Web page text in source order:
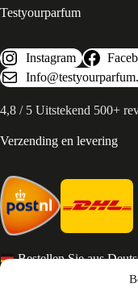
Testyourparfum
Instagram
4,8 / 5 Uitstekend 500+
Verzending en levering
Bestellen Sie aus